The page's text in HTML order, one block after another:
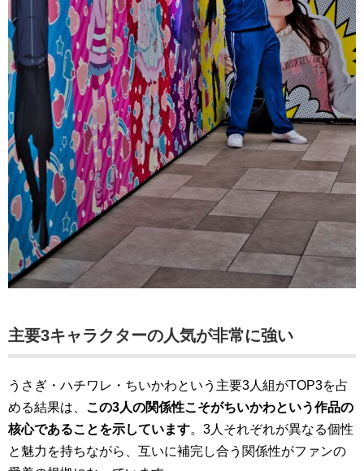
主要3キャラクターの人気が非常に強い
うさぎ・ハチワレ・ちいかわという主要3人組がTOP3を占
める結果は、 この3人の関係性こそがちいかわという作品の
核心であることを示しています。3人それぞれが異なる個性
と魅力を持ちながら、互いに補完し合う関係性がファンの